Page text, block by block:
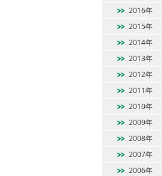
2016年
2015年
2014年
2013年
2012年
2011年
2010年
2009年
2008年
2007年
2006年